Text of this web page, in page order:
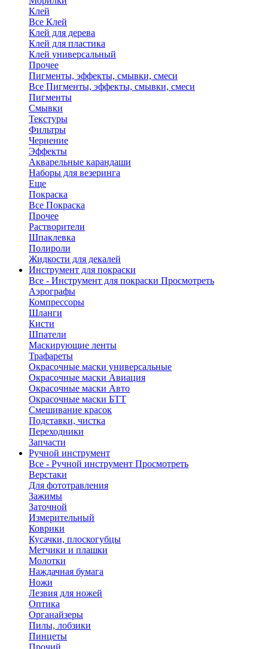
Клей
Все Клей
Клей для дерева
Клей для пластика
Клей универсальный
Прочее
Пигменты, эффекты, смывки, смеси
Все Пигменты, эффекты, смывки, смеси
Пигменты
Смывки
Текстуры
Фильтры
Чернение
Эффекты
Акварельные карандаши
Наборы для везеринга
Еще
Покраска
Все Покраска
Прочее
Растворители
Шпаклевка
Полироли
Жидкости для декалей
Инструмент для покраски
Все - Инструмент для покраски Просмотреть
Аэрографы
Компрессоры
Шланги
Кисти
Шпатели
Маскирующие ленты
Трафареты
Окрасочные маски универсальные
Окрасочные маски Авиация
Окрасочные маски Авто
Окрасочные маски БТТ
Смешивание красок
Подставки, чистка
Переходники
Запчасти
Ручной инструмент
Все - Ручной инструмент Просмотреть
Верстаки
Для фототравления
Зажимы
Заточной
Измерительный
Коврики
Кусачки, плоскогубцы
Метчики и плашки
Молотки
Наждачная бумага
Ножи
Лезвия для ножей
Оптика
Органайзеры
Пилы, лобзики
Пинцеты
Прочий